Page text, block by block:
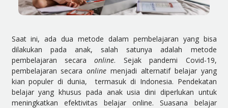
Saat ini, ada dua metode dalam pembelajaran yang bisa
dilakukan pada anak, salah satunya adalah metode
pembelajaran secaraonline. Sejak pandemi Covid-19,
pembelajaran secaraonline menjadi alternatif belajar yang
kian populer di dunia, termasuk di Indonesia. Pendekatan
belajar yang khusus pada anak usia dini diperlukan untuk
meningkatkan efektivitas belajar online. Suasana belajar